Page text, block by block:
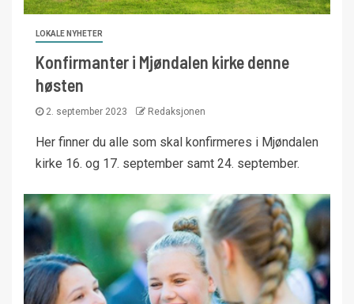
LOKALE NYHETER
Konfirmanter i Mjøndalen kirke denne
høsten
2. september 2023 Redaksjonen
Her finner du alle som skal konfirmeres i Mjøndalen
kirke 16. og 17. september samt 24. september.